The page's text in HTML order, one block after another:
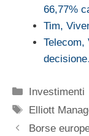
66,77%
Tim,
Telecom,
Categorie
Investimenti
Tag
Elliott
Borse